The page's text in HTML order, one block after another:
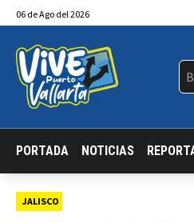
06 deAgo del 2026
PORTADA NOTICIAS
JALISCO